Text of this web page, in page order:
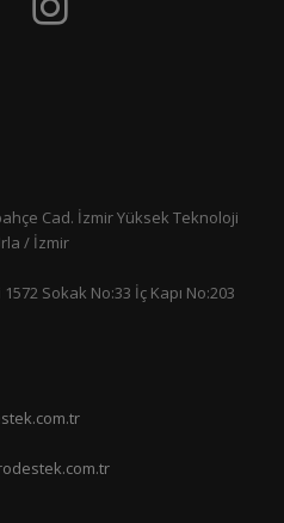
Cad. İzmir Yüksek Teknoloji
/ İzmir
Sokak No:33 İç Kapı No:203